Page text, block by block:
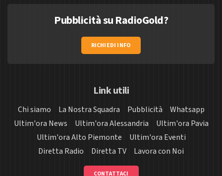
Pubblicità su RadioGold?
RICHIEDI INFO
Link utili
Chi siamo La Nostra Squadra Pubblicità
Whatsapp
Ultim'ora News
Ultim'ora Alessandria
Ultim'ora Pavia
Ultim'ora Alto Piemonte
Ultim'ora Eventi
Diretta Radio
Diretta TV Lavora con Noi
CONTATTACI